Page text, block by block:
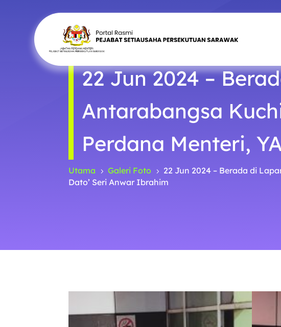
22 Jun 2024 –
Antarabangsa
Perdana Menteri,
Utama 5 Galeri Foto 5
22 Jun 2024 – Berada di
Dato’ Seri Anwar Ibrahim